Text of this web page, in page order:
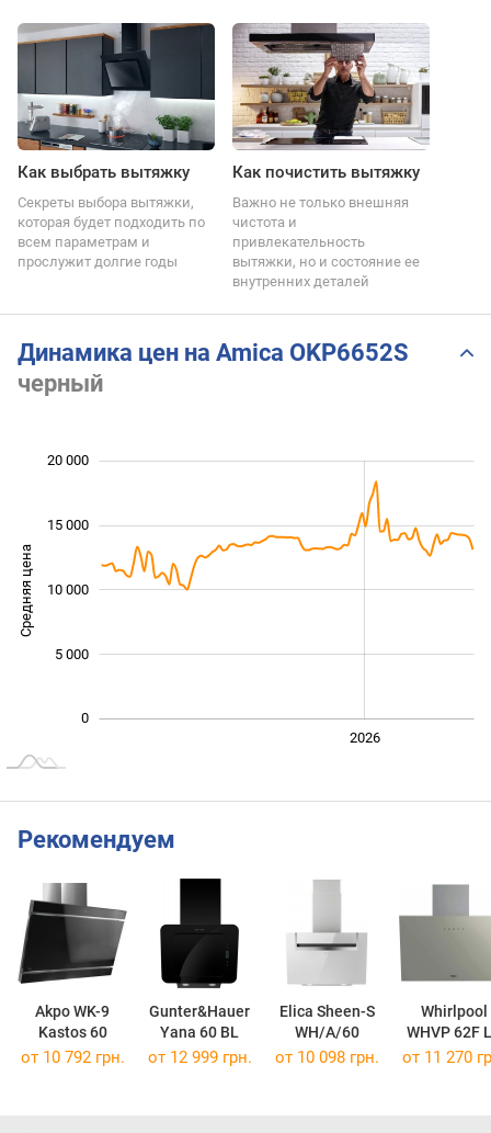
Как выбрать вытяжку
Секреты выбора вытяжки,
которая будет подходить по
всем параметрам и
прослужит долгие годы
Как почистить вытяжку
Важно не только внешняя
чистота и
привлекательность
вытяжки, но и состояние ее
внутренних деталей
Динамика цен на Amica OKP6652S
черный
Средняя цена 10 000
0
10 000
20 000
15 000
5 000
2026
Рекомендуем
Akpo WK-9
Kastos 60
Gunter&Hauer
Yana 60 BL
Elica Sheen-S
WH/A/60
Whirlpool
WHVP 62F
SD
от 10 792 грн. от 12 999 грн. от 10 098 грн. от 11 270